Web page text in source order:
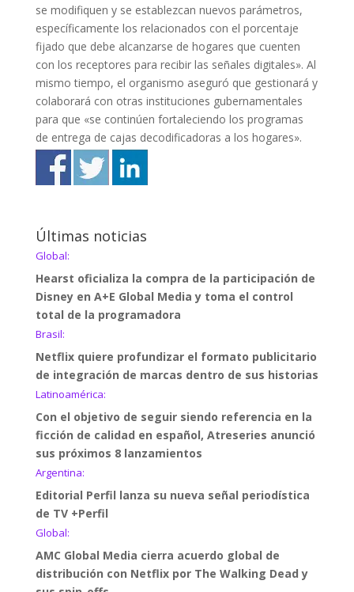
se modifiquen y se establezcan nuevos parámetros,
específicamente los relacionados con el porcentaje
fijado que debe alcanzarse de hogares que cuenten
con los receptores para recibir las señales digitales». Al
mismo tiempo, el organismo aseguró que gestionará y
colaborará con otras instituciones gubernamentales
para que «se continúen fortaleciendo los programas
de entrega de cajas decodificadoras a los hogares».
Últimas noticias
Global:
Hearst oficializa la compra de la participación de
Disney en A+E Global Media y toma el control
total de la programadora
Brasil:
Netflix quiere profundizar el formato publicitario
de integración de marcas dentro de sus historias
Latinoamérica:
Con el objetivo de seguir siendo referencia en la
ficción de calidad en español, Atreseries anunció
sus próximos 8 lanzamientos
Argentina:
Editorial Perfil lanza su nueva señal periodística
de TV +Perfil
Global:
AMC Global Media cierra acuerdo global de
distribución con Netflix por The Walking Dead y